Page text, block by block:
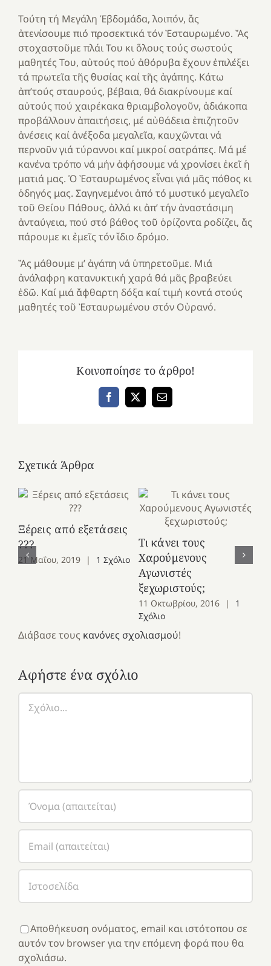
Τούτη τή Μεγάλη Ἑβδομάδα, λοιπόν, ἄς
ἀτενίσουμε πιό προσεκτικά τόν Ἐσταυρωμένο. Ἄς
στοχαστοῦμε πλάι Του κι ὅλους τούς σωστούς
μαθητές Του, αὐτούς πού ἀθόρυβα ἔχουν ἐπιλέξει
τά πρωτεῖα τῆς θυσίας καί τῆς ἀγάπης. Κάτω
ἀπ’τούς σταυρούς, βέβαια, θά διακρίνουμε καί
αὐτούς πού χαιρέκακα θριαμβολογοῦν, ἀδιάκοπα
προβάλλουν ἀπαιτήσεις, μέ αὐθάδεια ἐπιζητοῦν
ἀνέσεις καί ἀνέξοδα μεγαλεῖα, καυχῶνται νά
περνοῦν γιά τύραννοι καί μικροί σατράπες. Μά μέ
κανένα τρόπο νά μήν ἀφήσουμε νά χρονίσει ἐκεῖ ἡ
ματιά μας. Ὁ Ἐσταυρωμένος εἶναι γιά μᾶς πόθος κι
ὁδηγός μας. Σαγηνεμένοι ἀπό τό μυστικό μεγαλεῖο
τοῦ Θείου Πάθους, ἀλλά κι ἀπ’ τήν ἀναστάσιμη
ἀνταύγεια, πού στό βάθος τοῦ ὁρίζοντα ροδίζει, ἄς
πάρουμε κι ἐμεῖς τόν ἴδιο δρόμο.
Ἄς μάθουμε μ’ ἀγάπη νά ὑπηρετοῦμε. Μιά
ἀνάλαφρη κατανυκτική χαρά θά μᾶς βραβεύει
ἐδῶ. Καί μιά ἄφθαρτη δόξα καί τιμή κοντά στούς
μαθητές τοῦ Ἐσταυρωμένου στόν Οὐρανό.
Κοινοποίησε το άρθρο!
Facebook
X Email
Σχετικά Άρθρα
Ξέρεις από εξετάσεις
???
21 Μαΐου, 2019 | 1 Σχόλιο
Τι κάνει τους
Χαρούμενους
Αγωνιστές
ξεχωριστούς;
11 Οκτωβρίου, 2016 |
1
Σχόλιο
Διάβασε τους κανόνες σχολιασμού!
Αφήστε ένα σχόλιο
Αποθήκευση ονόματος, email και ιστότοπου σε
αυτόν τον browser για την επόμενη φορά που θα
σχολιάσω.